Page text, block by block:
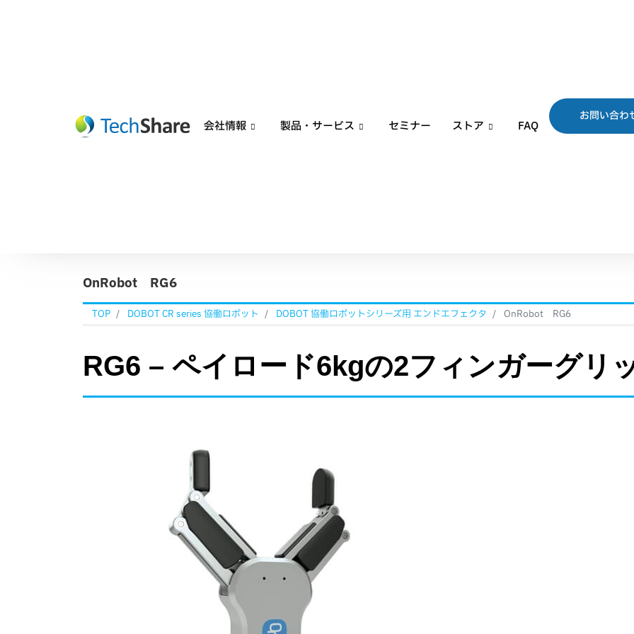
会社情報 製品・サービス セミナー ストア FAQ
お問い合わ
OnRobot RG6
TOP DOBOT CR series 協働ロボット DOBOT 協働ロボットシリーズ用 エンドエフェクタ OnRobot RG6
RG6 – ペイロード6kgの2フィンガーグリ